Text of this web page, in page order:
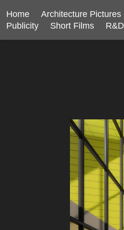
Home Architecture Pictures
Publicity
Short Films R&D